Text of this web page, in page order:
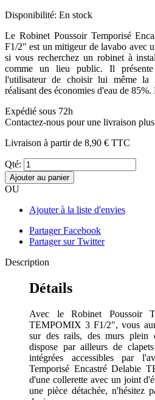
Disponibilité: En stock
Le Robinet Poussoir Temporisé
F1/2" est un mitigeur de lavabo avec
si vous recherchez un robinet à
comme un lieu public. Il
l'utilisateur de choisir lui même la
réalisant des économies d'eau de
Expédié sous 72h
Contactez-nous pour une livraison
Livraison à partir de 8,90 € TTC
Qté:
Ajouter au panier
OU
Ajouter à la liste d'envies
Partager Facebook
Partager sur Twitter
Description
Détails
Avec le Robinet Poussoir
TEMPOMIX 3 F1/2", vous
sur des rails, des murs plein
dispose par ailleurs de
intégrées accessibles par
Temporisé Encastré Delabie
d'une collerette avec un joint
une pièce détachée, n'hésitez